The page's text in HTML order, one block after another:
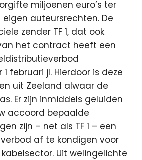
miljoenen euro’s ter
eigen auteursrechten. De
zender TF 1, dat ook
het contract heeft een
februari jl. Hierdoor is deze
uit Zeeland alwaar de
Er zijn inmiddels geluiden
accoord bepaalde
zijn – net als TF 1 – een
af te kondigen voor
Uit welingelichte